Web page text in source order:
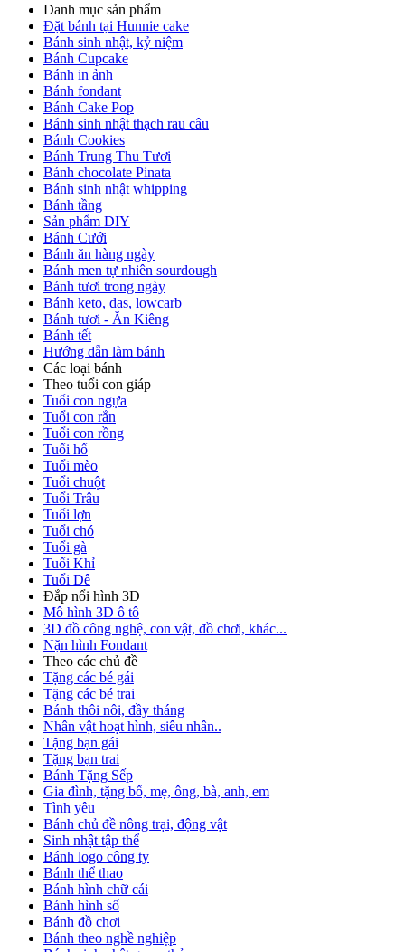
Danh mục sản phẩm
Đặt bánh tại Hunnie cake
Bánh sinh nhật, kỷ niệm
Bánh Cupcake
Bánh in ảnh
Bánh fondant
Bánh Cake Pop
Bánh sinh nhật thạch rau câu
Bánh Cookies
Bánh Trung Thu Tươi
Bánh chocolate Pinata
Bánh sinh nhật whipping
Bánh tầng
Sản phẩm DIY
Bánh Cưới
Bánh ăn hàng ngày
Bánh men tự nhiên sourdough
Bánh tươi trong ngày
Bánh keto, das, lowcarb
Bánh tươi - Ăn Kiêng
Bánh tết
Hướng dẫn làm bánh
Các loại bánh
Theo tuổi con giáp
Tuổi con ngựa
Tuổi con rắn
Tuổi con rồng
Tuổi hổ
Tuổi mèo
Tuổi chuột
Tuổi Trâu
Tuổi lợn
Tuổi chó
Tuổi gà
Tuổi Khỉ
Tuổi Dê
Đắp nổi hình 3D
Mô hình 3D ô tô
3D đồ công nghệ, con vật, đồ chơi, khác...
Nặn hình Fondant
Theo các chủ đề
Tặng các bé gái
Tặng các bé trai
Bánh thôi nôi, đầy tháng
Nhân vật hoạt hình, siêu nhân..
Tặng bạn gái
Tặng bạn trai
Bánh Tặng Sếp
Gia đình, tặng bố, mẹ, ông, bà, anh, em
Tình yêu
Bánh chủ đề nông trại, động vật
Sinh nhật tập thể
Bánh logo công ty
Bánh thể thao
Bánh hình chữ cái
Bánh hình số
Bánh đồ chơi
Bánh theo nghề nghiệp